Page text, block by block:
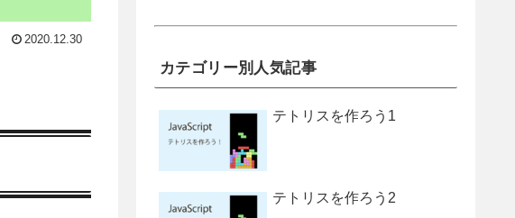
2020.12.30
カテゴリー別人気記事
テトリスを作ろう1
テトリスを作ろう2